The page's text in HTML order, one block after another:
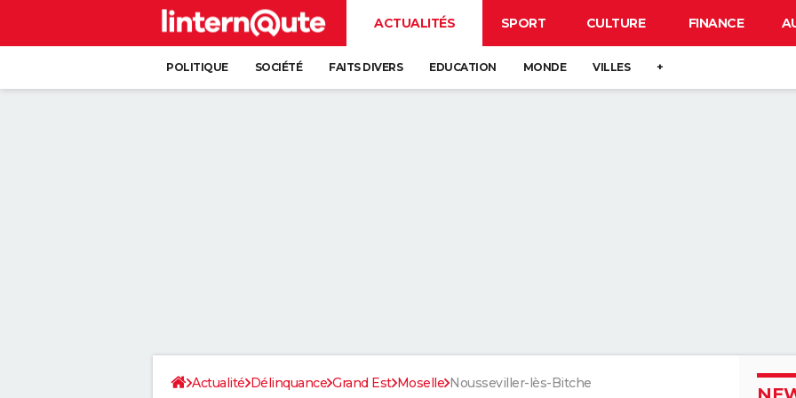
ACTUALITÉS SPORT CULTURE FINANCE
POLITIQUE SOCIÉTÉ FAITS DIVERS EDUCATION MONDE VILLES +
Actualité Délinquance Grand Est Moselle Nousseviller-lès-Bitche